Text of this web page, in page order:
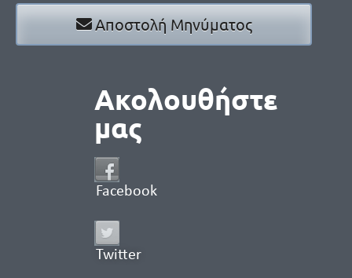
Αποστολή Μηνύματος
Ακολουθήστε
μας
Facebook
Twitter